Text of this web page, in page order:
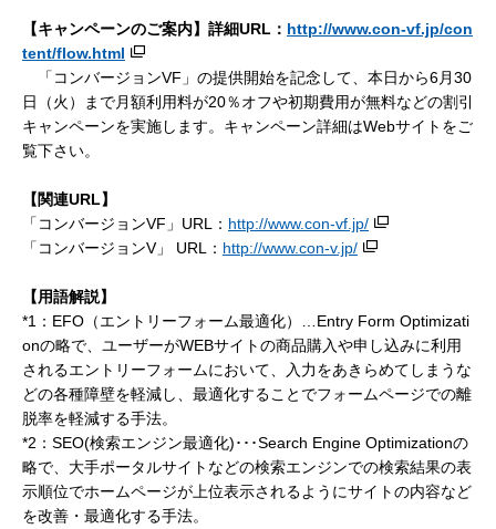
【キャンペーンのご案内】詳細URL ： http://www.con-vf.jp/con
tent/flow.html
「コンバージョンVF」の提供開始を記念して、本日から6月30
日（火）まで月額利用料が20％オフや初期費用が無料などの割引
キャンペーンを実施します。キャンペーン詳細はWebサイトをご
覧下さい。
【関連URL】
「コンバージョンVF」URL： http://www.con-vf.jp/
「コンバージョンV」 URL： http://www.con-v.jp/
【用語解説】
*1：EFO（エントリーフォーム最適化）…Entry Form Optimizati
onの略で、ユーザーがWEBサイトの商品購入や申し込みに利用
されるエントリーフォームにおいて、入力をあきらめてしまうな
どの各種障壁を軽減し、最適化することでフォームページでの離
脱率を軽減する手法。
*2：SEO(検索エンジン最適化)･･･Search Engine Optimizationの
略で、大手ポータルサイトなどの検索エンジンでの検索結果の表
示順位でホームページが上位表示されるようにサイトの内容など
を改善・最適化する手法。